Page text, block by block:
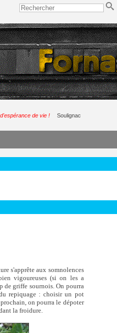
de vie ! Soulignac
s'apprête aux somnolences
vigoureuses (si on les a
de griffe sournois. On pourra
repiquage : choisir un pot
on pourra le dépoter
la froidure.